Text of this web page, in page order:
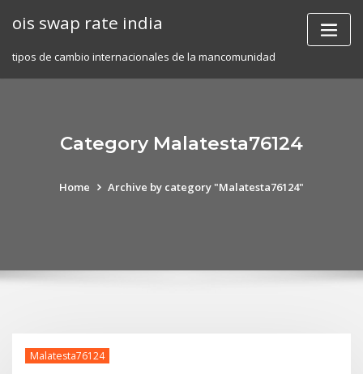
ois swap rate india
tipos de cambio internacionales de la mancomunidad
Category Malatesta76124
Home Archive by category "Malatesta76124"
Malatesta76124